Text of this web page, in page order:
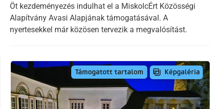
Öt kezdeményezés indulhat el a MiskolcÉrt Közösségi
Alapítvány Avasi Alapjának támogatásával. A
nyertesekkel már közösen tervezik a megvalósítást.
Támogatott tartalom Képgaléria